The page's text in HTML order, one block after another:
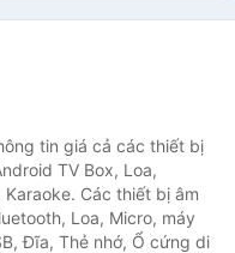
tin giá cả các thiết bị
TV Box, Loa,
Karaoke. Các thiết bị âm
Loa, Micro, máy
Đĩa, Thẻ nhớ, Ổ cứng di